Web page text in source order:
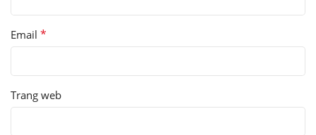
Email *
Trang web